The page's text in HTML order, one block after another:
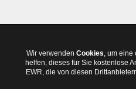
Wir verwenden Cookies, um eine
helfen, dieses für Sie kostenlose
EWR, die von diesen